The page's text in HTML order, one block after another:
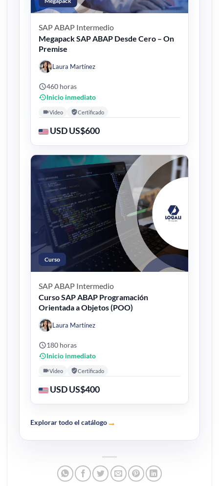
SAP ABAP Intermedio
Megapack SAP ABAP Desde Cero – On
Premise
Laura Martínez
460 horas
Inicio inmediato
Video Certificado
USD US$600
Curso
SAP ABAP Intermedio
Curso SAP ABAP Programación
Orientada a Objetos (POO)
Laura Martínez
180 horas
Inicio inmediato
Video Certificado
USD US$400
Explorar todo el catálogo→